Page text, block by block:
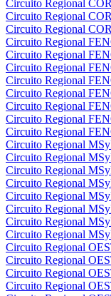
Circuito Regional
Circuito Regional
Circuito Regional
Circuito Regional
Circuito Regional
Circuito Regional
Circuito Regional
Circuito Regional
Circuito Regional
Circuito Regional
Circuito Regional
Circuito Regional
Circuito Regional
Circuito Regional
Circuito Regional
Circuito Regional
Circuito Regional
Circuito Regional
Circuito Regional
Circuito Regional
Circuito Regional
Circuito Regional
Circuito Regional